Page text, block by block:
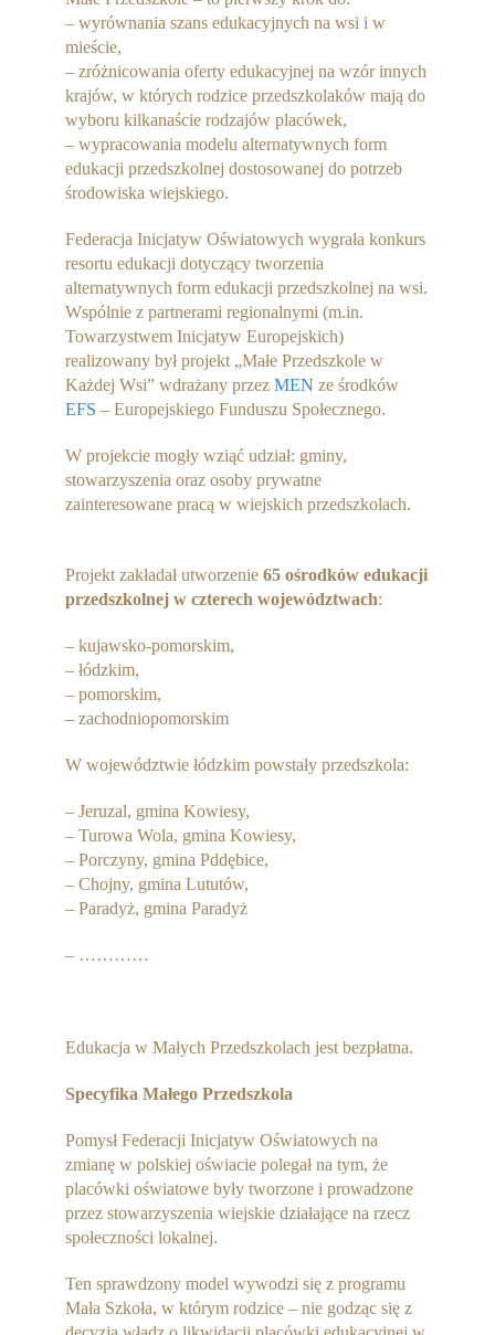
– wyrównania szans edukacyjnych na wsi i w
mieście,
– zróżnicowania oferty edukacyjnej na wzór innych
krajów, w których rodzice przedszkolaków mają do
wyboru kilkanaście rodzajów placówek,
– wypracowania modelu alternatywnych form
edukacji przedszkolnej dostosowanej do potrzeb
środowiska wiejskiego.
Federacja Inicjatyw Oświatowych wygrała konkurs
resortu edukacji dotyczący tworzenia
alternatywnych form edukacji przedszkolnej na wsi.
Wspólnie z partnerami regionalnymi (m.in.
Towarzystwem Inicjatyw Europejskich)
realizowany był projekt „Małe Przedszkole w
Każdej Wsi” wdrażany przez MEN ze środków
EFS – Europejskiego Funduszu Społecznego.
W projekcie mogły wziąć udział: gminy,
stowarzyszenia oraz osoby prywatne
zainteresowane pracą w wiejskich przedszkolach.
Projekt zakładał utworzenie 65 ośrodków edukacji
przedszkolnej w czterech województwach:
– kujawsko-pomorskim,
– łódzkim,
– pomorskim,
– zachodniopomorskim
W województwie łódzkim powstały przedszkola:
– Jeruzal, gmina Kowiesy,
– Turowa Wola, gmina Kowiesy,
– Porczyny, gmina Pddębice,
– Chojny, gmina Lututów,
– Paradyż, gmina Paradyż
– …………
Edukacja w Małych Przedszkolach jest bezpłatna.
Specyfika Małego Przedszkola
Pomysł Federacji Inicjatyw Oświatowych na
zmianę w polskiej oświacie polegał na tym, że
placówki oświatowe były tworzone i prowadzone
przez stowarzyszenia wiejskie działające na rzecz
społeczności lokalnej.
Ten sprawdzony model wywodzi się z programu
Mała Szkoła, w którym rodzice – nie godząc się z